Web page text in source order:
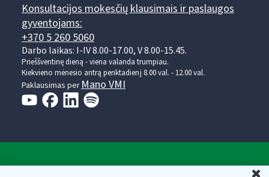
Konsultacijos mokesčių klausimais ir paslaugos
gyventojams:
+370 5 260 5060
Darbo laikas: I-IV 8.00-17.00, V 8.00-15.45.
Prieššventinę dieną - viena valanda trumpiau.
Kiekvieno mėnesio antrą penktadienį 8.00 val. - 12.00 val.
Paklausimas per Mano VMI